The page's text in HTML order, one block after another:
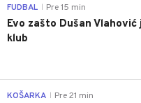
FUDBAL Pre 15 min
Evo zašto Dušan Vlahović
klub
KOŠARKA Pre 21 min